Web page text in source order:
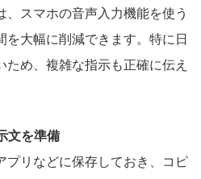
、スマホの音声入力機能を使う
を大幅に削減できます。特に日
め、複雑な指示も正確に伝え
文を準備
プリなどに保存しておき、コピ